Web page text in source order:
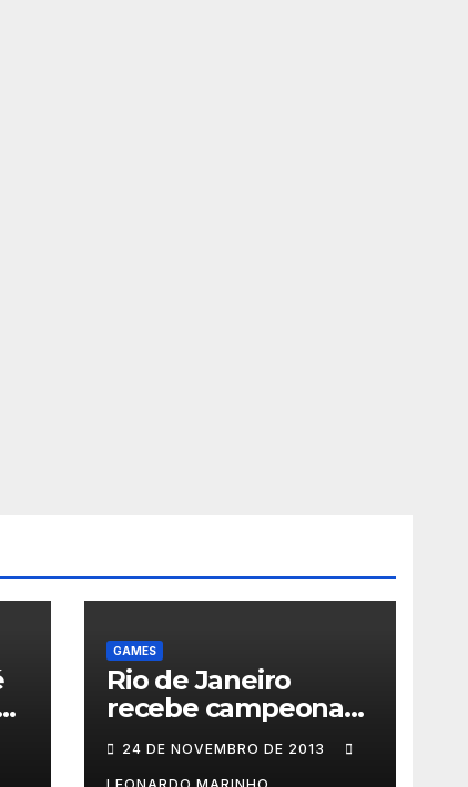
GAMES
Rio de Janeiro
recebe campeonato
de games com
prêmios em
24 DE NOVEMBRO DE 2013